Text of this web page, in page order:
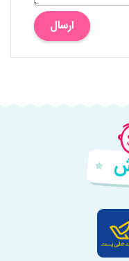
ارسال